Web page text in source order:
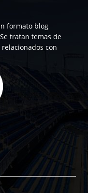
formato blog
tratan temas de
con